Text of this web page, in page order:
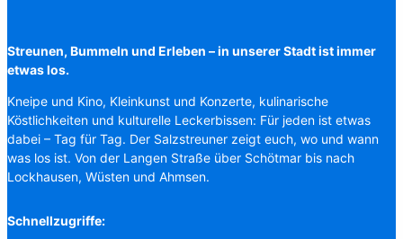
Streunen, Bummeln und Erleben – in unserer Stadt ist immer
etwas los.
Kneipe und Kino, Kleinkunst und Konzerte, kulinarische
Köstlichkeiten und kulturelle Leckerbissen: Für jeden ist etwas
dabei – Tag für Tag. Der Salzstreuner zeigt euch, wo und wann
was los ist. Von der Langen Straße über Schötmar bis nach
Lockhausen, Wüsten und Ahmsen.
Schnellzugriffe: